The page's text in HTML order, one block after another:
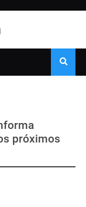
próximos